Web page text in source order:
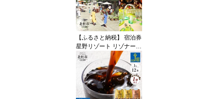
大容量 業務用 シポラタ
チョリソー フランク オ
ールポーク 山梨県 白州
北杜市 送料無料
【ふるさと納税】 宿泊券
星野リゾート リゾナーレ
八ヶ岳 宿泊 ギフト券 選
べる金額 30,000円分〜1
50,000円分 人気 旅行 山
梨 北杜市 体験